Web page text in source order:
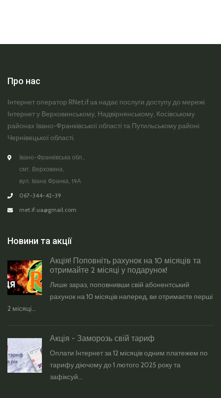
Про нас
Інтернет оператор RNet.if.ua надає послуги доступу до мережі
Інтернет у Верховинському, Надвірнянському, Косівському
районах Івано-Франківської області та Путильському районі
Чернівецької області.
Івано-Франківська обл.,
смт. Верховина,
вул. Івана Франка, 19А
067-344-42-39
rnet.if.ua@gmail.com
Новини та акції
Акція! Поповніть рахунок на 10 місяців та
отримайте 2 місяці у подарунок!
Лише зараз, поповнивши свій абонентський
рахунок на 10 місяців наперед, ви отримаєте перші
2 місяці...
Акція - Заморозь свій тариф
Оплати Інтернет за 12 місяців одним платежем по
тарифу діючому до 1 лютого 2025 року та
зафіксуй...